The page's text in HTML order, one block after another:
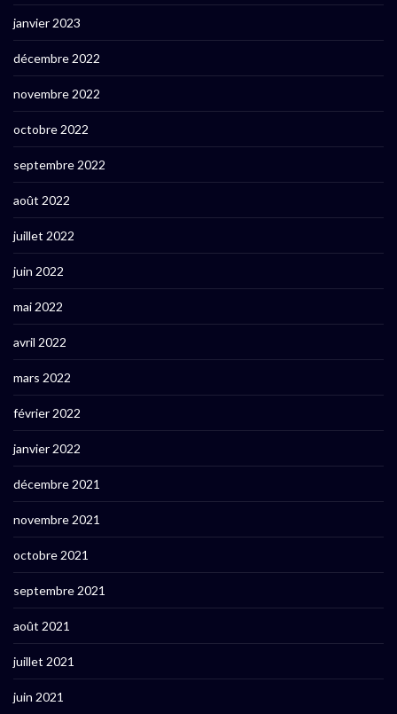
janvier 2023
décembre 2022
novembre 2022
octobre 2022
septembre 2022
août 2022
juillet 2022
juin 2022
mai 2022
avril 2022
mars 2022
février 2022
janvier 2022
décembre 2021
novembre 2021
octobre 2021
septembre 2021
août 2021
juillet 2021
juin 2021